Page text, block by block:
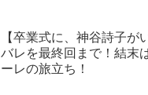
【卒業式に、神谷詩子が
バレを最終回まで！結末
ーレの旅立ち！